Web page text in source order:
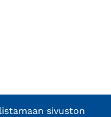
sivuston